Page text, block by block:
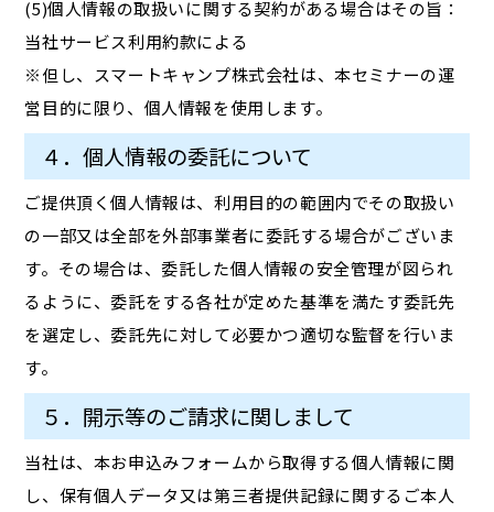
(5)個人情報の取扱いに関する契約がある場合はその旨：
当社サービス利用約款による
※但し、スマートキャンプ株式会社は、本セミナーの運
営目的に限り、個人情報を使用します。
４．個人情報の委託について
ご提供頂く個人情報は、利用目的の範囲内でその取扱い
の一部又は全部を外部事業者に委託する場合がございま
す。その場合は、委託した個人情報の安全管理が図られ
るように、委託をする各社が定めた基準を満たす委託先
を選定し、委託先に対して必要かつ適切な監督を行いま
す。
５．開示等のご請求に関しまして
当社は、本お申込みフォームから取得する個人情報に関
し、保有個人データ又は第三者提供記録に関するご本人